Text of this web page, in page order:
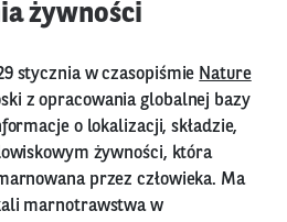
żywności
stycznia w czasopiśmie Nature
z opracowania globalnej bazy
o lokalizacji, składzie,
żywności, która
przez człowieka. Ma
marnotrawstwa w